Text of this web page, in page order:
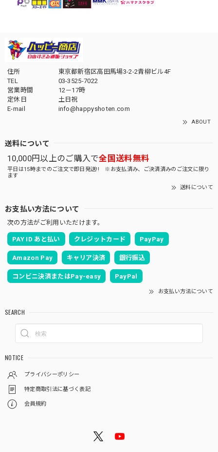
住所
東京都新宿区高田馬場3-2-2青柳ビル4F
TEL
03-3525-7022
営業時間
12－17時
定休日
土日祝
E-mail
info@happyshoten.com
ABOUT
送料について
10,000円以上のご購入で全国送料無料
平日は15時までのご注文で即日発送!! ※お支払済み、ご決済済みのご注文に限り
ます
送料について
お支払い方法について
次の方法がご利用いただけます。
PAY ID あと払い クレジットカード PayPay
Amazon Pay キャリア決済 銀行振込
コンビニ決済またはPay-easy PayPal
お支払い方法について
SEARCH
NOTICE
プライバシーポリシー
特定商取引法に基づく表記
会員規約